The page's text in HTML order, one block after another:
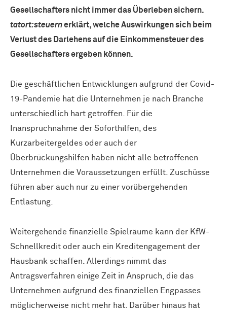
Gesellschafters nicht immer das Überleben sichern.
tatort:steuernerklärt, welche Auswirkungen sich beim
Verlust des Darlehens auf die Einkommensteuer des
Gesellschafters ergeben können.
Die geschäftlichen Entwicklungen aufgrund der Covid-
19-Pandemie hat die Unternehmen je nach Branche
unterschiedlich hart getroffen. Für die
Inanspruchnahme der Soforthilfen, des
Kurzarbeitergeldes oder auch der
Überbrückungshilfen haben nicht alle betroffenen
Unternehmen die Voraussetzungen erfüllt. Zuschüsse
führen aber auch nur zu einer vorübergehenden
Entlastung.
Weitergehende finanzielle Spielräume kann der KfW-
Schnellkredit oder auch ein Kreditengagement der
Hausbank schaffen. Allerdings nimmt das
Antragsverfahren einige Zeit in Anspruch, die das
Unternehmen aufgrund des finanziellen Engpasses
möglicherweise nicht mehr hat. Darüber hinaus hat